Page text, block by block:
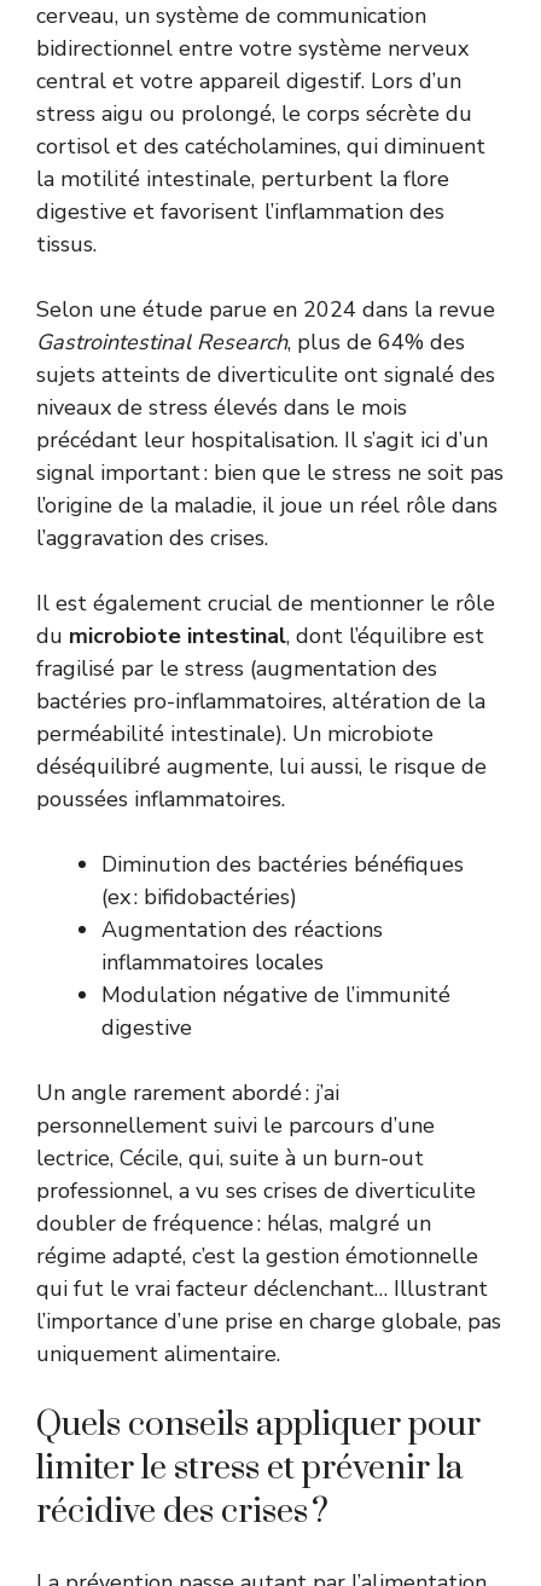
cerveau, un système de communication
bidirectionnel entre votre système nerveux
central et votre appareil digestif. Lors d’un
stress aigu ou prolongé, le corps sécrète du
cortisol et des catécholamines, qui diminuent
la motilité intestinale, perturbent la flore
digestive et favorisent l’inflammation des
tissus.
Selon une étude parue en 2024 dans la revue
Gastrointestinal Research, plus de 64% des
sujets atteints de diverticulite ont signalé des
niveaux de stress élevés dans le mois
précédant leur hospitalisation. Il s’agit ici d’un
signal important : bien que le stress ne soit pas
l’origine de la maladie, il joue un réel rôle dans
l’aggravation des crises.
Il est également crucial de mentionner le rôle
du microbiote intestinal, dont l’équilibre est
fragilisé par le stress (augmentation des
bactéries pro-inflammatoires, altération de la
perméabilité intestinale). Un microbiote
déséquilibré augmente, lui aussi, le risque de
poussées inflammatoires.
Diminution des bactéries bénéfiques
(ex : bifidobactéries)
Augmentation des réactions
inflammatoires locales
Modulation négative de l’immunité
digestive
Un angle rarement abordé : j’ai
personnellement suivi le parcours d’une
lectrice, Cécile, qui, suite à un burn-out
professionnel, a vu ses crises de diverticulite
doubler de fréquence : hélas, malgré un
régime adapté, c’est la gestion émotionnelle
qui fut le vrai facteur déclenchant… Illustrant
l’importance d’une prise en charge globale, pas
uniquement alimentaire.
Quels conseils appliquer pour
limiter le stress et prévenir la
récidive des crises ?